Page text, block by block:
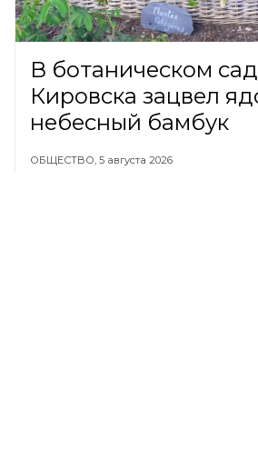
В ботаническом
Кировска зацвел
небесный бамбук
ОБЩЕСТВО, 5 августа 2026